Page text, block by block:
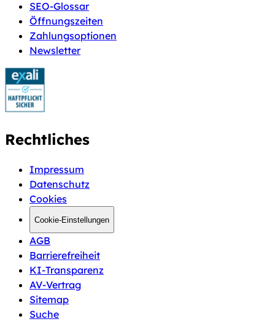
SEO-Glossar
Öffnungszeiten
Zahlungsoptionen
Newsletter
Rechtliches
Impressum
Datenschutz
Cookies
Cookie-Einstellungen
AGB
Barrierefreiheit
KI-Transparenz
AV-Vertrag
Sitemap
Suche